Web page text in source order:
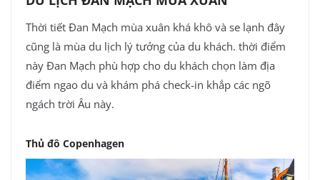
Thời tiết Đan Mạch mùa xuân khá khô và se lạnh đây
cũng là mùa du lịch lý tưởng của du khách. thời điểm
này Đan Mạch phù hợp cho du khách chọn làm địa
điểm ngao du và khám phá check-in khắp các ngõ
ngách trời Âu này.
Thủ đô Copenhagen